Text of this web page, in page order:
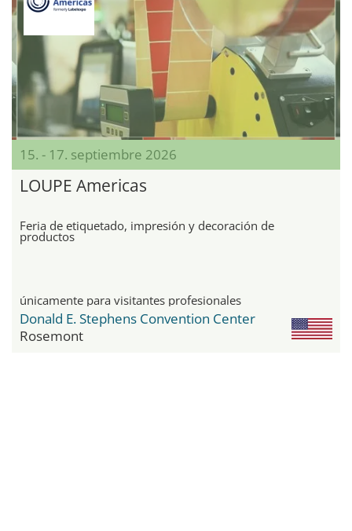
15. - 17. septiembre 2026
LOUPE Americas
Feria de etiquetado, impresión y decoración de
productos
únicamente para visitantes profesionales
Donald E. Stephens Convention Center
Rosemont